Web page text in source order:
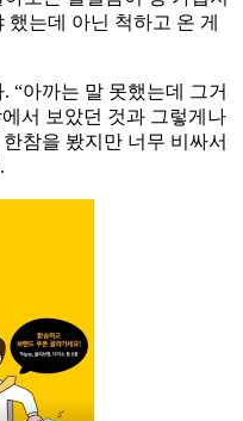
는데 아닌 척하고 온 게
“아까는 말 못했는데 그거
서 보았던 것과 그렇게나
참을 봤지만 너무 비싸서